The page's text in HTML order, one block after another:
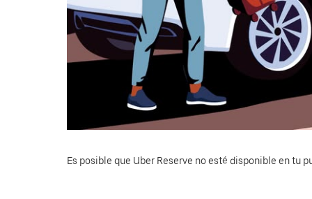
Es posible que Uber Reserve no esté disponible en tu